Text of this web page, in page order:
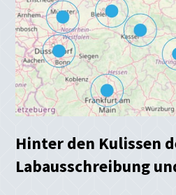
Hinter den Kulissen
Labausschreibung